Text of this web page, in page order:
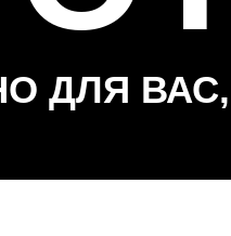
ДЛЯ